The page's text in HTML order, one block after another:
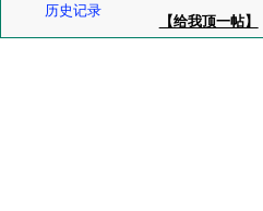
历史记录
【给我顶一帖】